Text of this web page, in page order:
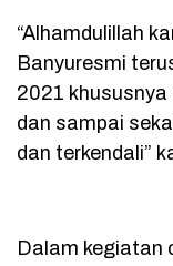
“Alhamdulillah
Banyuresmi
2021
dan sampai
dan terkendali”
Dalam kegiatan